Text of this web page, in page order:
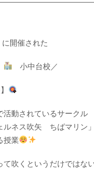
開催された
小中台校／
活動されているサークル
ルネス吹矢 ちばマリン」
授業
て吹くというだけではな